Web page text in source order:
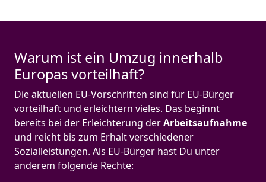
Warum ist ein Umzug innerhalb
Europas vorteilhaft?
Die aktuellen EU-Vorschriften sind für EU-Bürger
vorteilhaft und erleichtern vieles. Das beginnt
bereits bei der Erleichterung derArbeitsaufnahme
und reicht bis zum Erhalt verschiedener
Sozialleistungen. Als EU-Bürger hast Du unter
anderem folgende Rechte: